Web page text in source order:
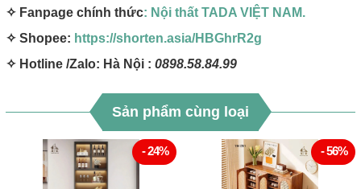
✧ Fanpage chính thức: Nội thất TADA VIỆT NAM.
✧ Shopee: https://shorten.asia/HBGhrR2g
✧ Hotline /Zalo: Hà Nội : 0898.58.84.99
Sản phẩm cùng loại
- 24% - 56%